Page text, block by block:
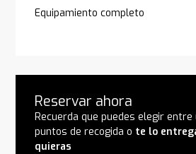
Equipamiento completo
Reservar ahora
Recuerda que puedes elegir
puntos de recogida o te lo
quieras